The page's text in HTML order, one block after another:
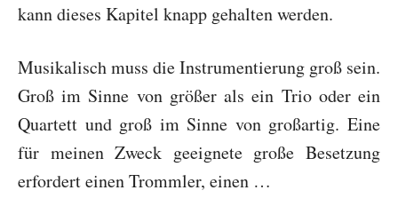
kann dieses Kapitel knapp gehalten werden.
Musikalisch muss die Instrumentierung groß sein.
Groß im Sinne von größer als ein Trio oder ein
Quartett und groß im Sinne von großartig. Eine
für meinen Zweck geeignete große Besetzung
erfordert einen Trommler, einen …